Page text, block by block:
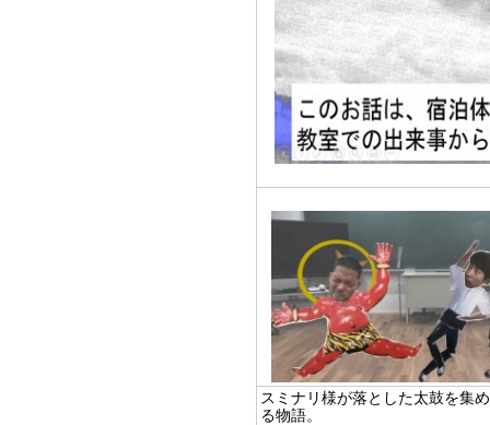
スミナリ様が落とした太鼓を集
る物語。